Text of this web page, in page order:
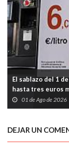
El sablazo del 1
hasta tres euros
01 de Ago de 2026
DEJAR UN